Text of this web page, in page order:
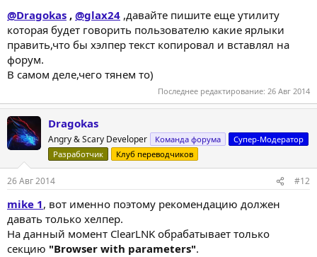
@Dragokas , @glax24 ,давайте пишите еще утилиту
которая будет говорить пользователю какие ярлыки
править,что бы хэлпер текст копировал и вставлял на
форум.
В самом деле,чего тянем то)
Последнее редактирование: 26 Авг 2014
Dragokas
Angry & Scary Developer Команда форума
Супер-Модератор
Разработчик
Клуб переводчиков
26 Авг 2014 #12
mike 1, вот именно поэтому рекомендацию должен
давать только хелпер.
На данный момент ClearLNK обрабатывает только
секцию "Browser with parameters".